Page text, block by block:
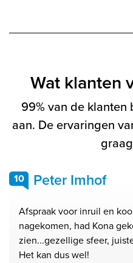
Wat klanten
99% van de
aan. De ervaringen
10 Peter Imhof
Afspraak voor inruil en
nagekomen, had Kona
zien...gezellige sfeer,
Het kan dus wel!